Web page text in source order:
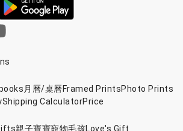
月曆/桌曆 Framed PrintsPhoto Prints
Shipping CalculatorPrice
親子寶寶寵物毛孩Love's Gift